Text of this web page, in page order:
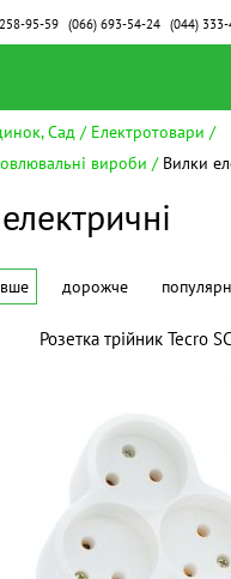
95-59 (066)693-54-24 (044)333-
Сад
Електротовари
вироби
Вилки
дорожче
Розетка трійник Tecro